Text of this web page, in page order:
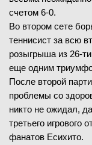
счетом 6-0.
Во втором сете
теннисист за всю
розыгрыша из 26-
еще одним
После второй
проблемы со
никто не ожидал,
третьего игрового
фанатов Есихито.